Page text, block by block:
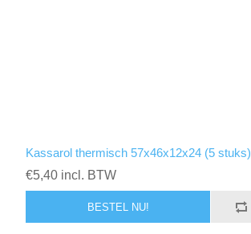
Kassarol thermisch 57x46x12x24 (5 stuks)
€5,40 incl. BTW